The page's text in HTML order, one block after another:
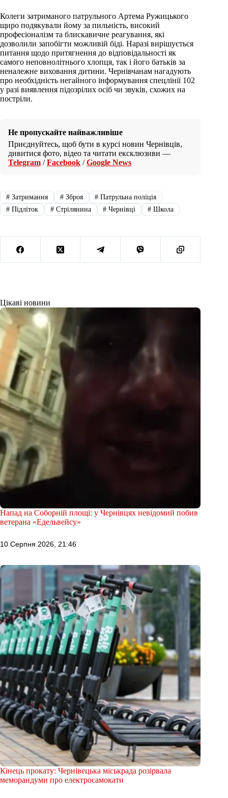
Колеги затриманого патрульного Артема Ружицького
щиро подякували йому за пильність, високий
професіоналізм та блискавичне реагування, які
дозволили запобігти можливій біді. Наразі вирішується
питання щодо притягнення до відповідальності як
самого неповнолітнього хлопця, так і його батьків за
неналежне виховання дитини. Чернівчанам нагадують
про необхідність негайного інформування спецлінії 102
у разі виявлення підозрілих осіб чи звуків, схожих на
постріли.
Не пропускайте найважливіше
Приєднуйтесь, щоб бути в курсі новин Чернівців,
дивитися фото, відео та читати ексклюзиви —
Telegram /Facebook /Google News
#Затримання #Зброя # Патрульна поліція
#Підліток #Стрілянина # Чернівці # Школа
Цікаві новини
Напад на Соборній площі: у Чернівцях невідомий побив
ветерана «Едельвейсу»
10 Серпня 2026, 21:46
Кінець прокату: Чернівецька міськрада розірвала
меморандуми про електросамокати